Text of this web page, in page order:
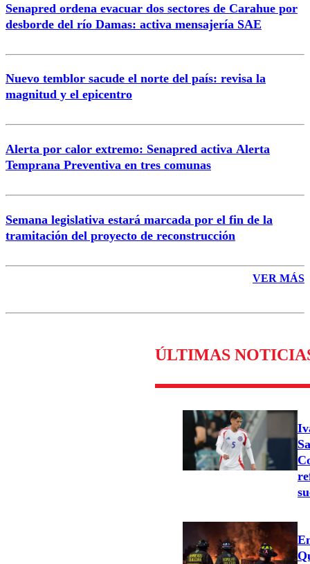
Correo
Senapred ordena evacuar dos sectores de Carahue por
desborde del río Damas: activa mensajería SAE
Nuevo temblor sacude el norte del país: revisa la
magnitud y el epicentro
Alerta por calor extremo: Senapred activa Alerta
Temprana Preventiva en tres comunas
Semana legislativa estará marcada por el fin de la
tramitación del proyecto de reconstrucción
VER MÁS
ÚLTIMAS